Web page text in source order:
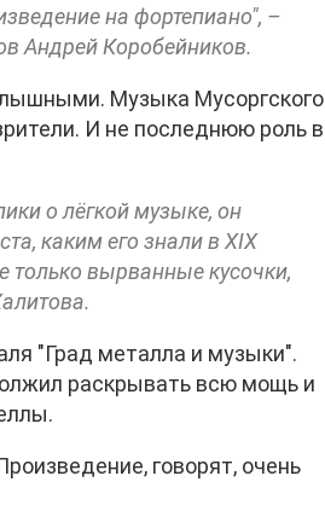
на фортепиано", –
Андрей Коробейников.
Музыка Мусоргского
И не последнюю роль в
о лёгкой музыке, он
каким его знали в XIX
только вырванные кусочки,
"Град металла и музыки".
раскрывать всю мощь и
говорят, очень